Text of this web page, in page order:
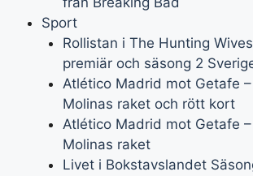
Sport
Rollistan i The Hunting
premiär och säsong 2
Atlético Madrid mot Getafe
Molinas raket och rött kort
Atlético Madrid mot Getafe
Molinas raket
Livet i Bokstavslandet